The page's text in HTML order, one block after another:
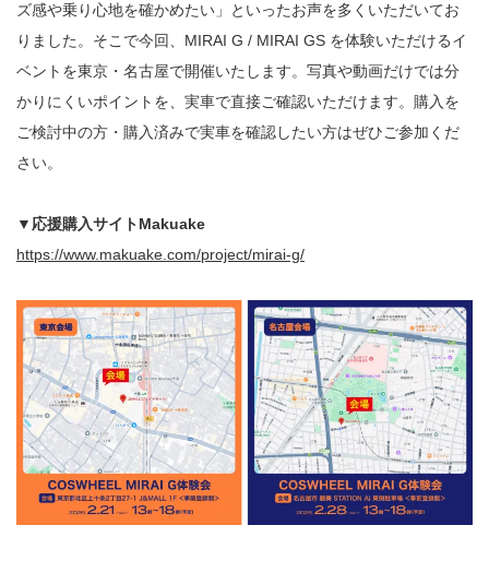
ズ感や乗り心地を確かめたい」といったお声を多くいただいてお
りました。そこで今回、MIRAI G / MIRAI GS を体験いただけるイ
ベントを東京・名古屋で開催いたします。写真や動画だけでは分
かりにくいポイントを、実車で直接ご確認いただけます。購入を
ご検討中の方・購入済みで実車を確認したい方はぜひご参加くだ
さい。
▼応援購入サイトMakuake
https://www.makuake.com/project/mirai-g/